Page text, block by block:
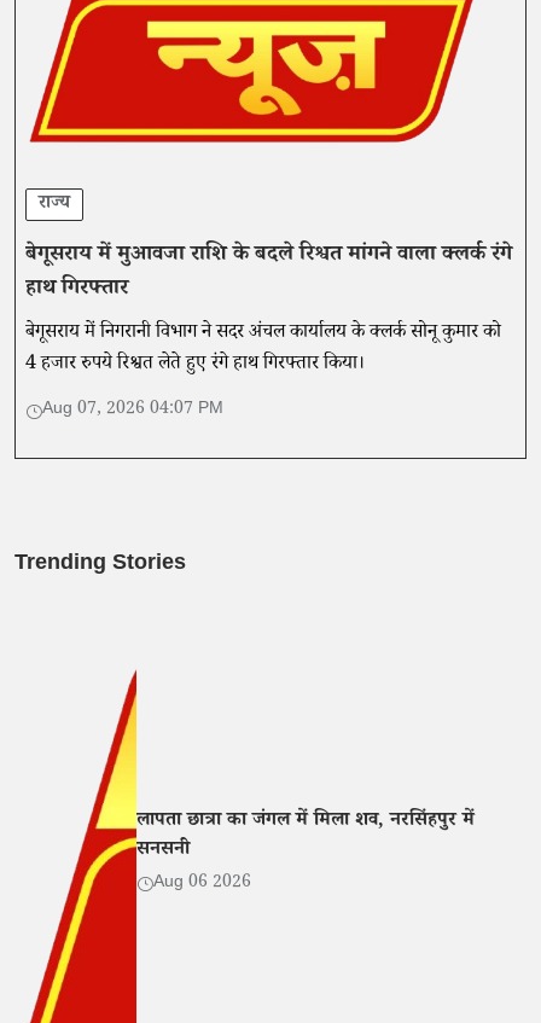
राज्य
बेगूसराय में मुआवजा राशि के बदले रिश्वत मांगने वाला क्लर्क रंगे
हाथ गिरफ्तार
बेगूसराय में निगरानी विभाग ने सदर अंचल कार्यालय के क्लर्क सोनू कुमार को
4 हजार रुपये रिश्वत लेते हुए रंगे हाथ गिरफ्तार किया।
Aug 07, 2026 04:07 PM
Trending Stories
लापता छात्रा का जंगल में मिला शव, नरसिंहपुर में
सनसनी
Aug 06 2026